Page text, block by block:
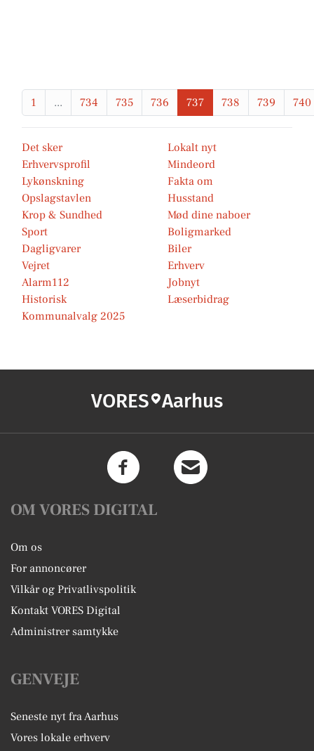
1 ... 734 735 736 737 738 739 740
Det sker
Lokalt nyt
Erhvervsprofil
Mindeord
Lykønskning
Fakta om
Opslagstavlen
Husstand
Krop & Sundhed
Mød dine naboer
Sport
Boligmarked
Dagligvarer
Biler
Vejret
Erhverv
Alarm112
Jobnyt
Historisk
Læserbidrag
Kommunalvalg 2025
VORES Aarhus
OM VORES DIGITAL
Om os
For annoncører
Vilkår og Privatlivspolitik
Kontakt VORES Digital
Administrer samtykke
GENVEJE
Seneste nyt fra Aarhus
Vores lokale erhverv